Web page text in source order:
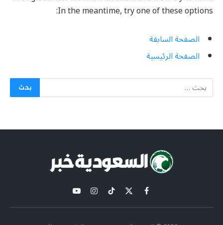
In the meantime, try one of these options:
الصفحة السابقة
الصفحة الرئيسية
فيسبوك
X
(Twitter)
تيكتوكالانستغراميوتيوب